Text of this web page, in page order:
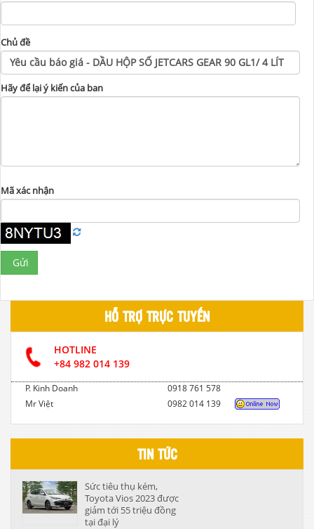
Chủ đề
Hãy để lại ý kiến của ban
Mã xác nhận
Gửi
HỖ TRỢ TRỰC TUYẾN
HOTLINE
+84 982 014 139
P. Kinh Doanh
0918 761 578
Mr Việt
0982 014 139
TIN TỨC
Sức tiêu thụ kém,
Toyota Vios 2023 được
giảm tới 55 triệu đồng
tại đại lý